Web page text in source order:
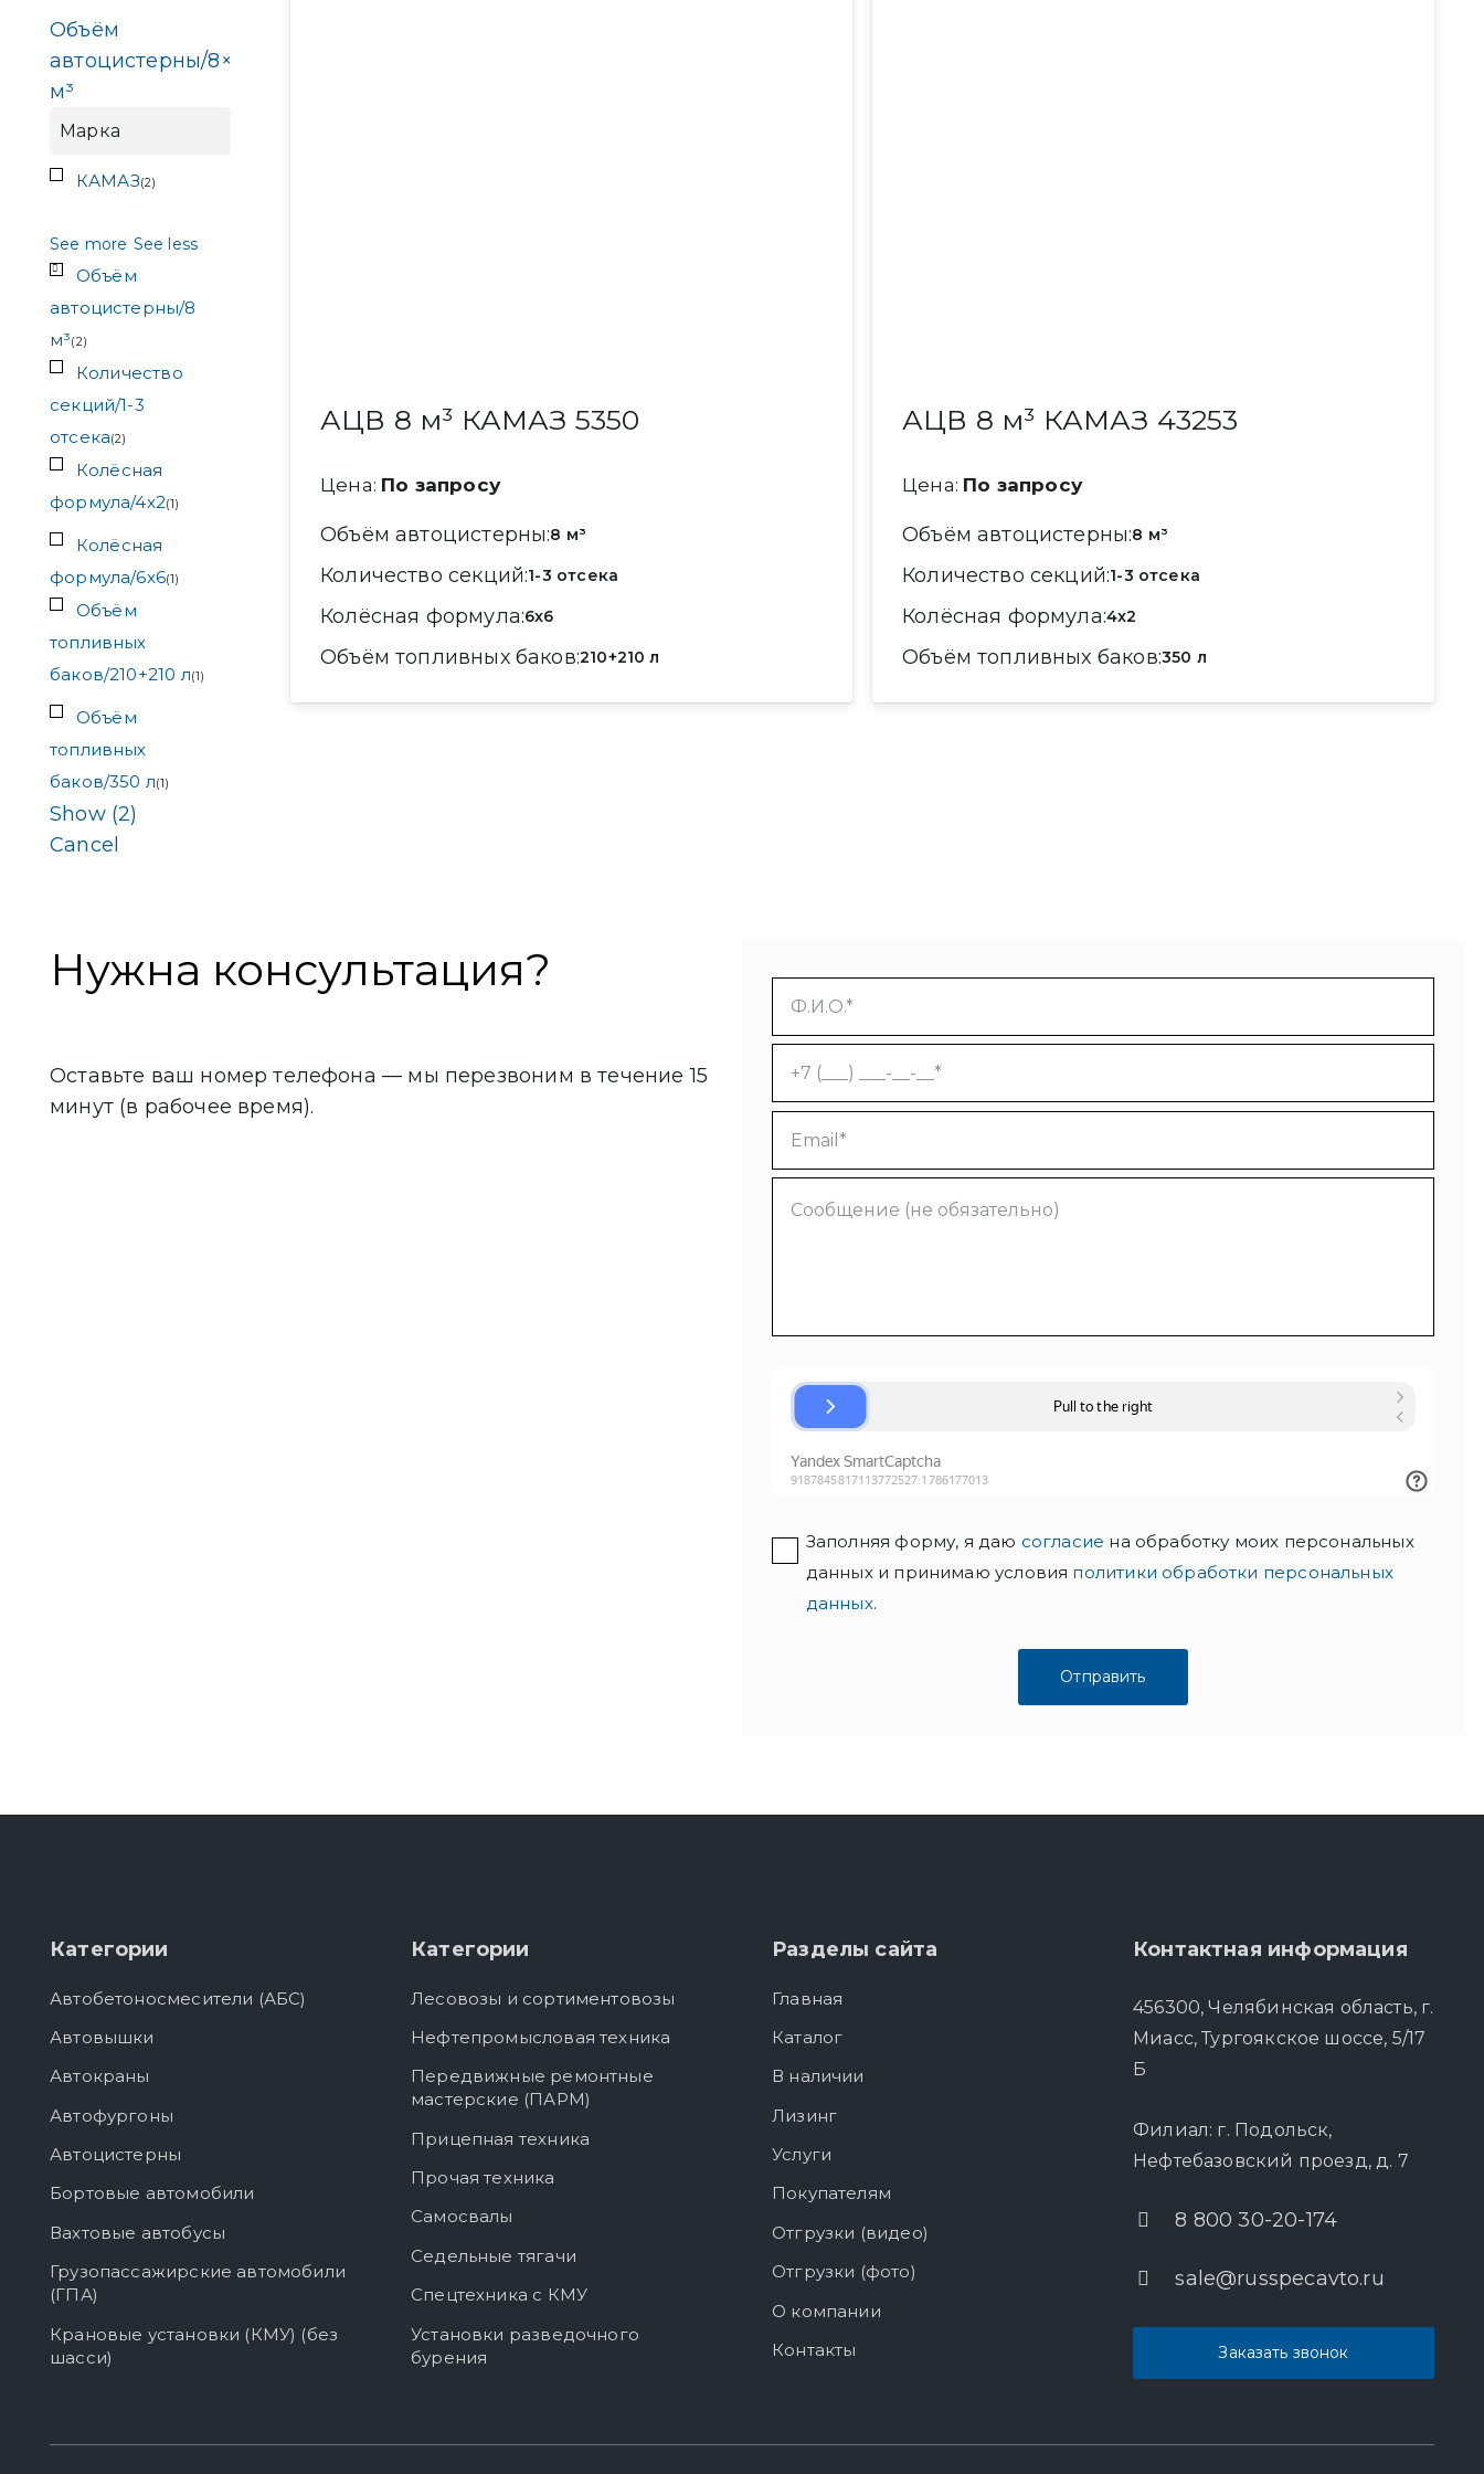
Объём
автоцистерны/8
м³
×
Марка
КАМАЗ(2)
See more See less
Объём
автоцистерны/8
м³(2)
Количество
секций/1-3
отсека(2)
Колёсная
формула/4x2(1)
Колёсная
формула/6x6(1)
Объём
топливных
баков/210+210 л(1)
Объём
топливных
баков/350 л(1)
Show (2)
Cancel
АЦВ 8 м³ КАМАЗ 5350
Цена: По запросу
Объём автоцистерны 8 м³
Количество секций 1-3 отсека
Колёсная формула 6x6
Объём топливных баков 210+210 л
АЦВ 8 м³ КАМАЗ 43253
Цена: По запросу
Объём автоцистерны 8 м³
Количество секций 1-3 отсека
Колёсная формула 4x2
Объём топливных баков 350 л
Нужна консультация?
Оставьте ваш номер телефона — мы перезвоним в течение 15
минут (в рабочее время).
Заполняя форму, я даю согласие на обработку моих персональных
данных и принимаю условия политики обработки персональных
данных.
Категории
Автобетоносмесители (АБС)
Автовышки
Автокраны
Автофургоны
Автоцистерны
Бортовые автомобили
Вахтовые автобусы
Грузопассажирские автомобили
(ГПА)
Крановые установки (КМУ) (без
шасси)
Категории
Лесовозы и сортиментовозы
Нефтепромысловая техника
Передвижные ремонтные
мастерские (ПАРМ)
Прицепная техника
Прочая техника
Самосвалы
Седельные тягачи
Спецтехника с КМУ
Установки разведочного
бурения
Разделы сайта
Главная
Каталог
В наличии
Лизинг
Услуги
Покупателям
Отгрузки (видео)
Отгрузки (фото)
О компании
Контакты
Контактная информация
456300, Челябинская область, г.
Миасс, Тургоякское шоссе, 5/17
Б
Филиал: г. Подольск,
Нефтебазовский проезд, д. 7
8 800 30-20-174
sale@russpecavto.ru
Заказать звонок